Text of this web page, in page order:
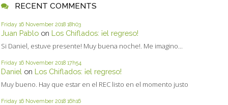
RECENT COMMENTS
Friday 16 November 2018 18h03
Juan Pablo on Los Chiflados: ¡el regreso!
Si Daniel, estuve presente! Muy buena noche!. Me imagino...
Friday 16 November 2018 17h54
Daniel on Los Chiflados: ¡el regreso!
Muy bueno. Hay que estar en el REC listo en el momento justo
Friday 16 November 2018 16h16